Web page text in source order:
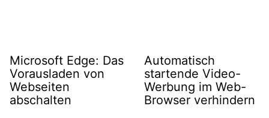
Microsoft Edge: Das
Vorausladen von
Webseiten
abschalten
Automatisch
startende Video-
Werbung im Web-
Browser verhindern